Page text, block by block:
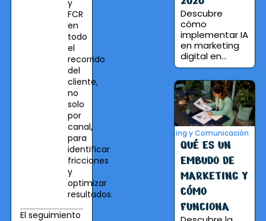
y
FCR
en
todo
el
recorrido
del
cliente,
no
solo
por
canal,
para
identificar
fricciones
y
optimizar
resultados.
El seguimiento
Descubre
cómo
implementar IA
en marketing
digital en...
Marketing y Comunicación
QUÉ ES UN
EMBUDO DE
MARKETING Y
CÓMO
FUNCIONA